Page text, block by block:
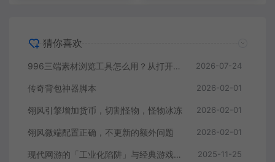
猜你喜欢
996三端素材浏览工具怎么用？从打开目录到定位素材 2026-07-24
传奇背包神器脚本 2026-02-01
翎风引擎增加货币，切割怪物，怪物冰冻 2026-02-01
翎风微端配置正确，不更新的额外问题 2026-02-01
现代网游的「工业化陷阱」与经典游戏的「自由灵魂」：从热血传奇看游戏设计的本真回归 2025-11-25